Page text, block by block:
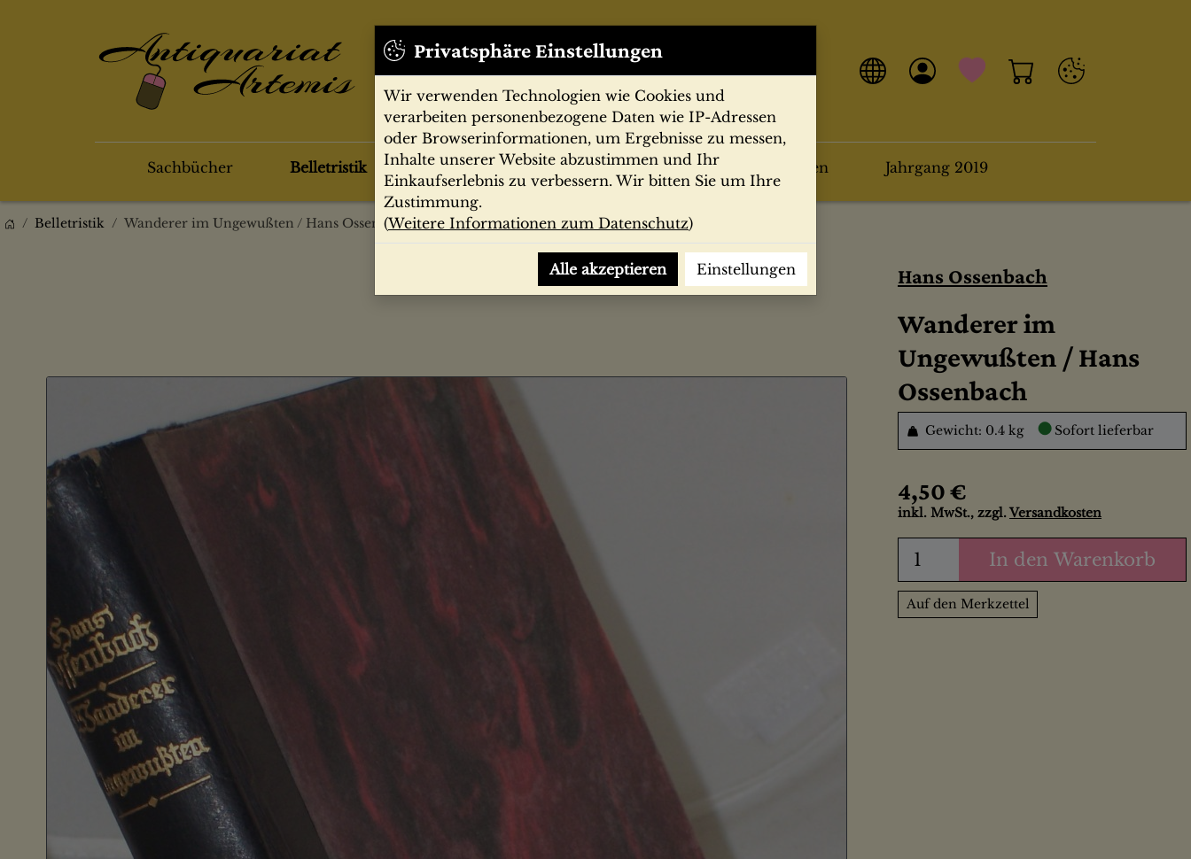
Privatsphäre Einstellungen
Wir verwenden Technologien wie Cookies und
verarbeiten personenbezogene Daten wie IP-Adressen
oder Browserinformationen, um Ergebnisse zu messen,
Inhalte unserer Website abzustimmen und Ihr
Einkaufserlebnis zu verbessern. Wir bitten Sie um Ihre
Zustimmung.
(Weitere Informationen zum Datenschutz)
Alle akzeptieren Einstellungen
Sachbücher Belletristik Zeitschriften Filmprogramme Postkarten Jahrgang 2019
Belletristik Wanderer im Ungewußten / Hans Ossenbach
Hans Ossenbach
Wanderer im
Ungewußten / Hans
Ossenbach
Gewicht: 0.4 kg ● Sofort lieferbar
4,50 €
inkl. MwSt., zzgl. Versandkosten
In den Warenkorb
Auf den Merkzettel